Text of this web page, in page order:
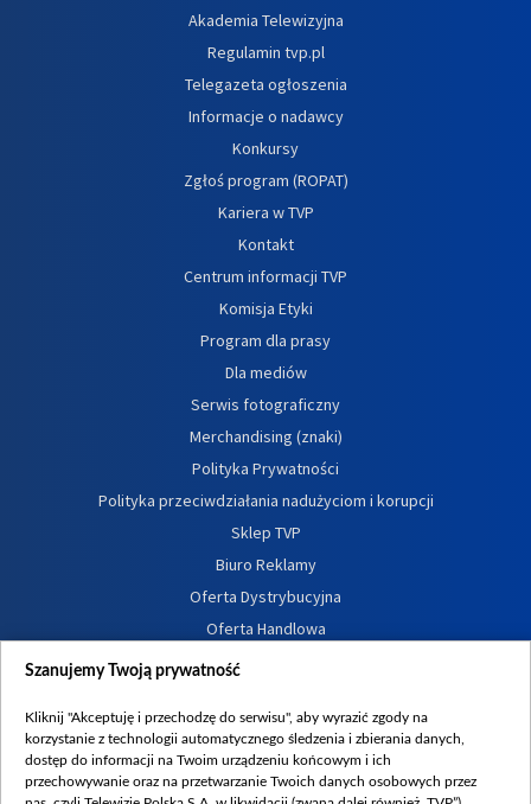
Akademia Telewizyjna
Regulamin tvp.pl
Telegazeta ogłoszenia
Informacje o nadawcy
Konkursy
Zgłoś program (ROPAT)
Kariera w TVP
Kontakt
Centrum informacji TVP
Komisja Etyki
Program dla prasy
Dla mediów
Serwis fotograficzny
Merchandising (znaki)
Polityka Prywatności
Polityka przeciwdziałania nadużyciom i korupcji
Sklep TVP
Biuro Reklamy
Oferta Dystrybucyjna
Oferta Handlowa
Dostępność
Procedura zgłoszeń wewnętrznych
Szanujemy Twoją prywatność
Kliknij "Akceptuję i przechodzę do serwisu", aby wyrazić zgody na
korzystanie z technologii automatycznego śledzenia i zbierania danych,
dostęp do informacji na Twoim urządzeniu końcowym i ich
przechowywanie oraz na przetwarzanie Twoich danych osobowych przez